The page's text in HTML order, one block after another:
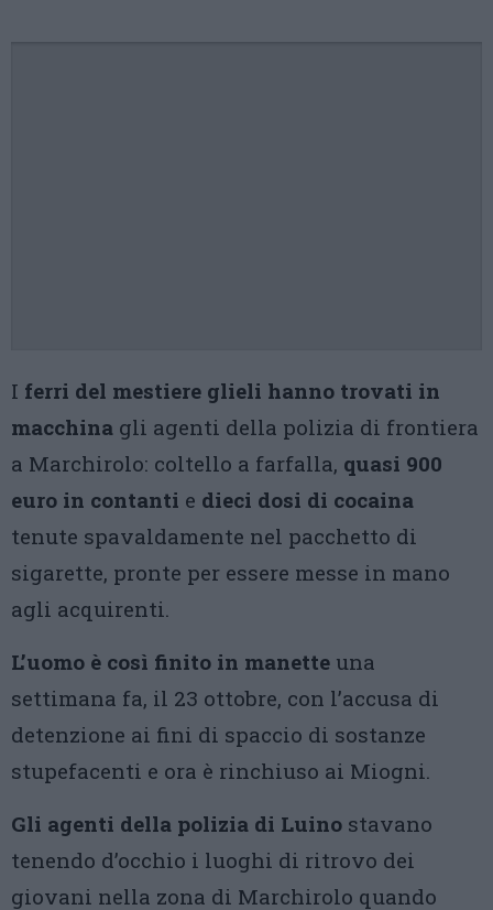
I ferri del mestiere glieli hanno trovati in
macchina gli agenti della polizia di frontiera
a Marchirolo: coltello a farfalla, quasi 900
euro in contanti e dieci dosi di cocaina
tenute spavaldamente nel pacchetto di
sigarette, pronte per essere messe in mano
agli acquirenti.
L’uomo è così finito in manette una
settimana fa, il 23 ottobre, con l’accusa di
detenzione ai fini di spaccio di sostanze
stupefacenti e ora è rinchiuso ai Miogni.
Gli agenti della polizia di Luino stavano
tenendo d’occhio i luoghi di ritrovo dei
giovani nella zona di Marchirolo quando